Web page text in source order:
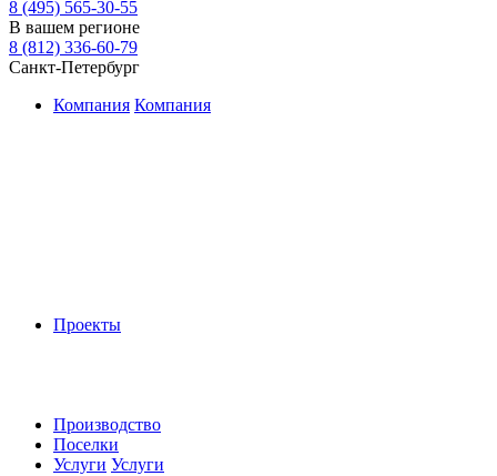
8 (495) 565-30-55
В вашем регионе
8 (812) 336-60-79
Санкт-Петербург
Компания Компания
Проекты
Производство
Поселки
Услуги Услуги